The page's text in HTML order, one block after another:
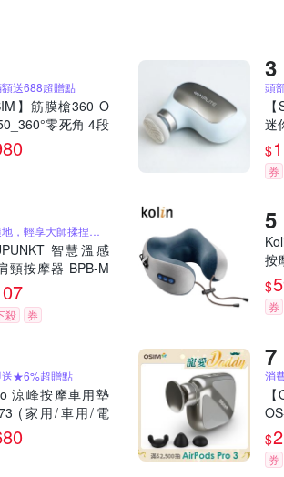
送688超贈點
】筋膜槍360 O
零死角 4段
度 按摩槍 電動按
迷
$
券
隨時隨地，輕享大師揉捏按摩
智慧溫感
頸按摩器 BPB-M
殺 券
按
$
券
送★6%超贈點
涼峰按摩車用墊
(家用/車用/電
消
時
迷
電
$
券